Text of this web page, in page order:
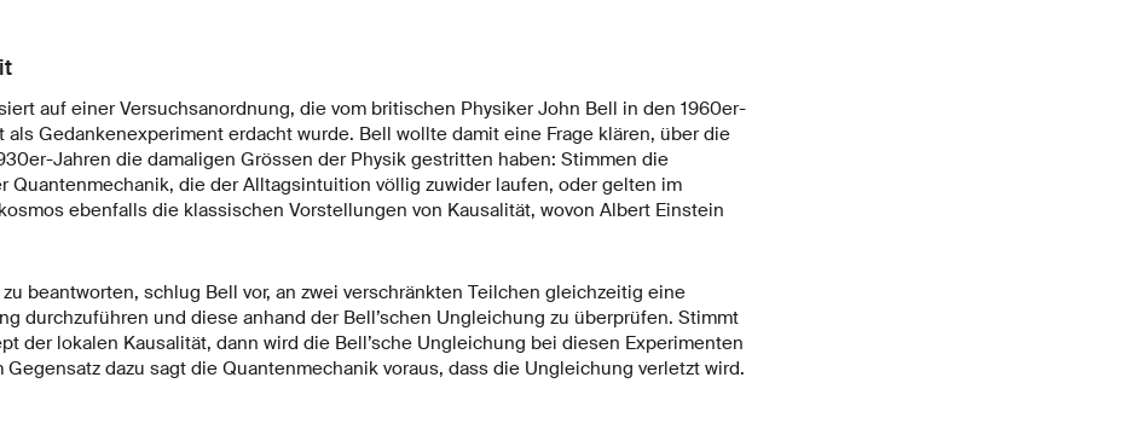
auf einer Versuchsanordnung, die vom britischen Physiker John Bell in den 1960er-
als Gedankenexperiment erdacht wurde. Bell wollte damit eine Frage klären, über die
Jahren die damaligen Grössen der Physik gestritten haben: Stimmen die
Quantenmechanik, die der Alltagsintuition völlig zuwider laufen, oder gelten im
ebenfalls die klassischen Vorstellungen von Kausalität, wovon Albert Einstein
beantworten, schlug Bell vor, an zwei verschränkten Teilchen gleichzeitig eine
durchzuführen und diese anhand der Bell’schen Ungleichung zu überprüfen. Stimmt
der lokalen Kausalität, dann wird die Bell’sche Ungleichung bei diesen Experimenten
Gegensatz dazu sagt die Quantenmechanik voraus, dass die Ungleichung verletzt wird.